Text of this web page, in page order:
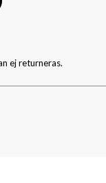
ej returneras.